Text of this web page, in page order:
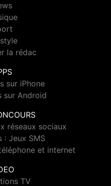
la rédac
sur iPhone
sur Android
réseaux sociaux
: Jeux SMS
et internet
TV